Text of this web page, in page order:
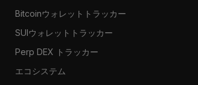
Bitcoinウォレットトラッカー
SUIウォレットトラッカー
Perp DEX トラッカー
エコシステム